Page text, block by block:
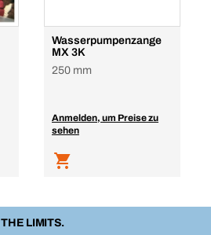
Wasserpumpenzange
MX 3K
250 mm
Anmelden, um Preise zu
sehen
LIMITS.